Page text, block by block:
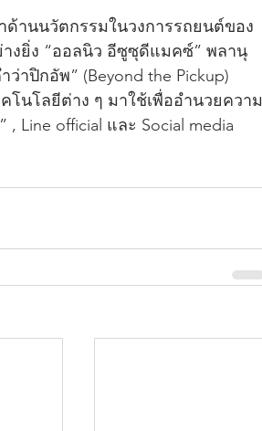
ด้านนวัตกรรมในวงการรถยนต์ของ
งยิ่ง “ออลนิว อีซูซุดีแมคซ์” พลานุ
ปิกอัพ” (Beyond the Pickup)
นโลยีต่าง ๆ มาใช้เพื่ออำนวยความ
Line official และ Social media